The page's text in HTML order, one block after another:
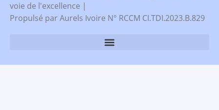
voie de l'excellence |
Propulsé par Aurels Ivoire N° RCCM CI.TDI.2023.B.829